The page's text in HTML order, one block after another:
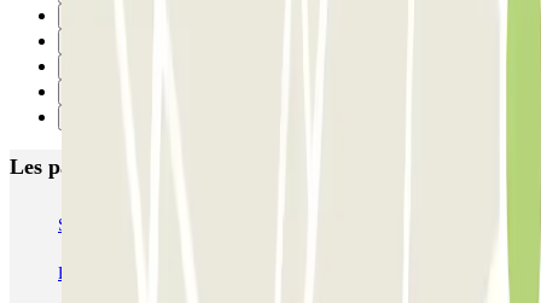
Les parkings les mieux notés à Rome
SABA Piazza di Spagna - Villa Borghese
Esquilino (Roma)